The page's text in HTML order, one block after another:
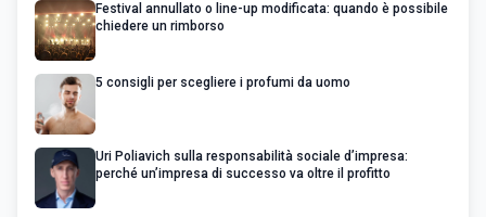
Festival annullato o line-up modificata: quando è possibile
chiedere un rimborso
5 consigli per scegliere i profumi da uomo
Uri Poliavich sulla responsabilità sociale d’impresa:
perché un’impresa di successo va oltre il profitto